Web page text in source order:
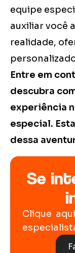
equipe
auxiliar você
realidade,
Entre em
descubra
experiência
especial.
dessa
Se
Clique